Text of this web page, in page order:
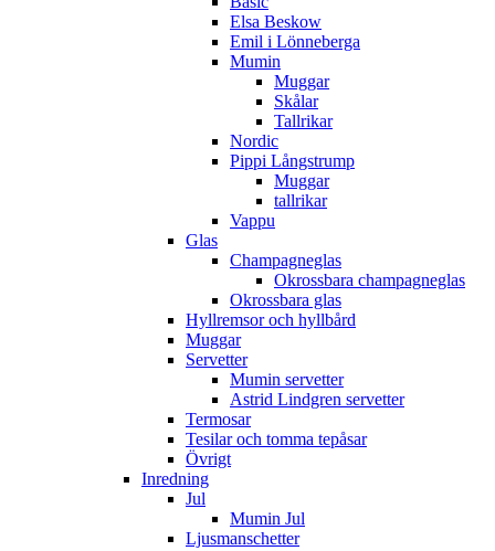
Elsa Beskow
Emil i Lönneberga
Mumin
Muggar
Skålar
Tallrikar
Nordic
Pippi Långstrump
Muggar
tallrikar
Vappu
Glas
Champagneglas
Okrossbara champagneglas
Okrossbara glas
Hyllremsor och hyllbård
Muggar
Servetter
Mumin servetter
Astrid Lindgren servetter
Termosar
Tesilar och tomma tepåsar
Övrigt
Inredning
Jul
Mumin Jul
Ljusmanschetter